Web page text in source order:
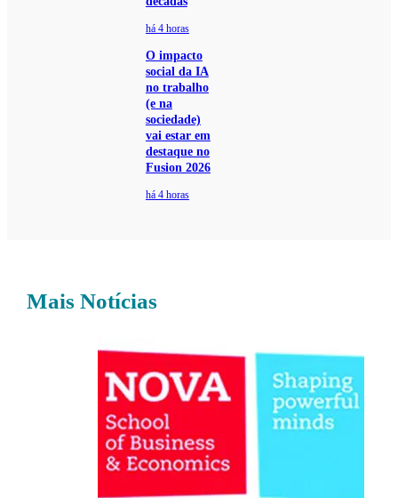
há 4 horas
O impacto
social da IA
no trabalho
(e na
sociedade)
vai estar em
destaque no
Fusion 2026
há 4 horas
Mais Notícias